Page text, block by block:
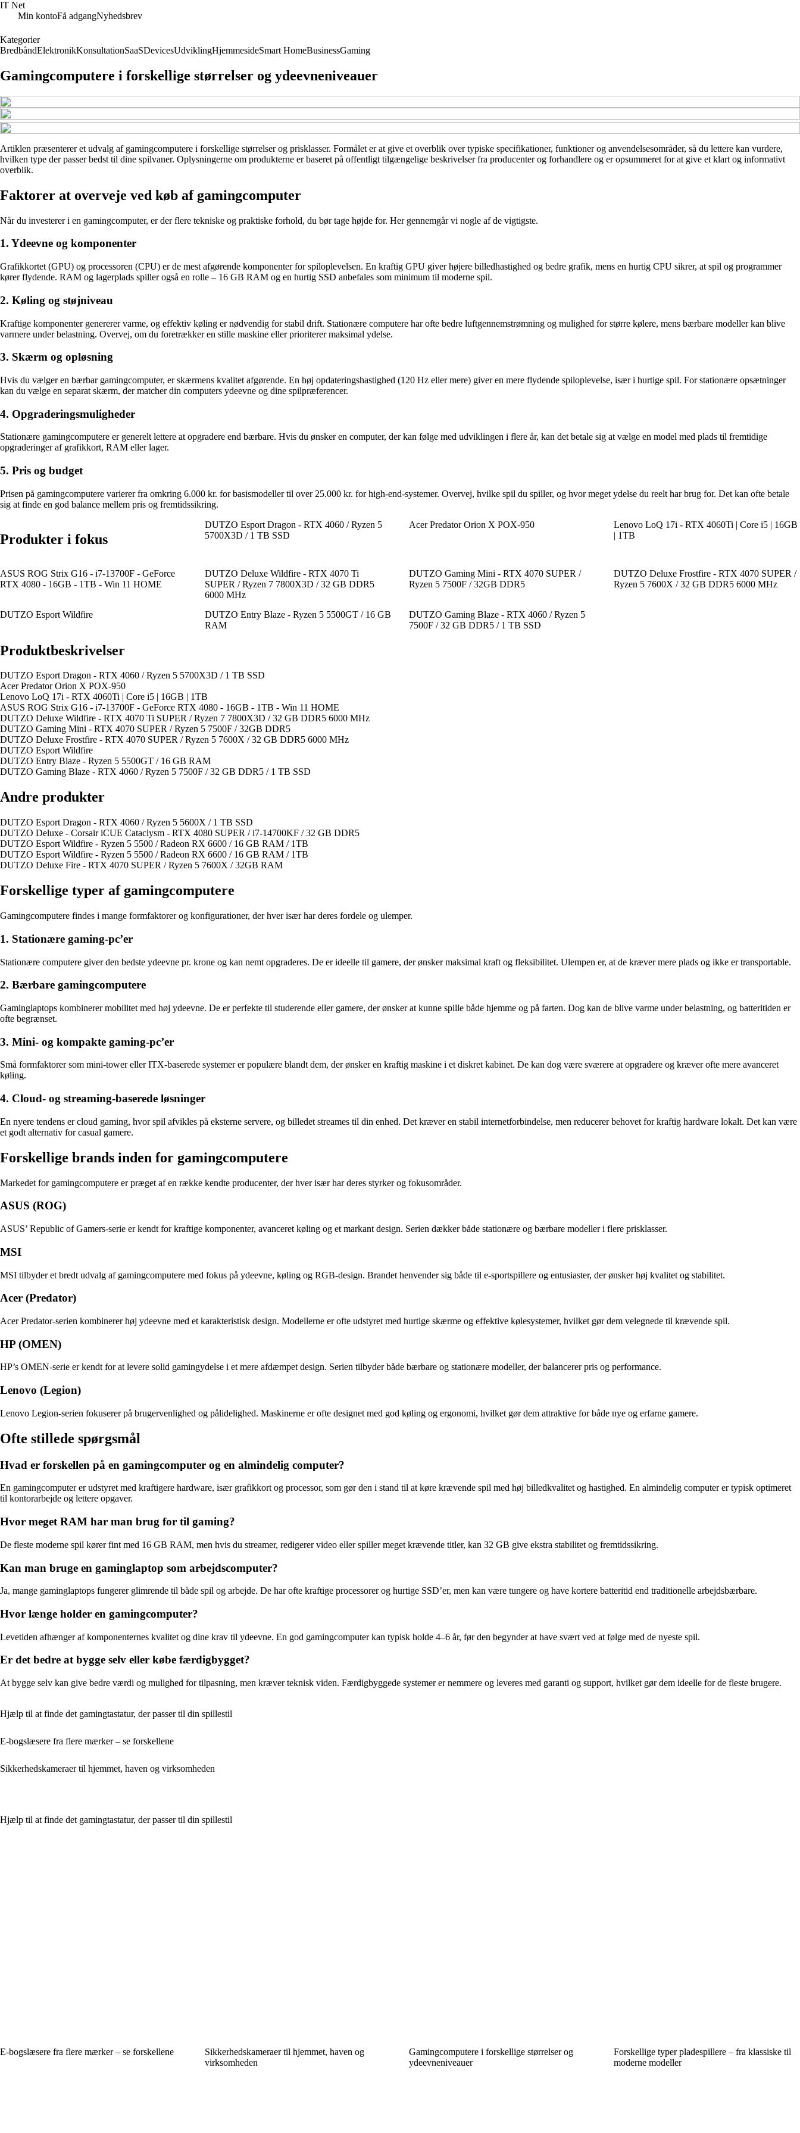
IT Net
Min kontoFå adgangNyhedsbrev
Kategorier
BredbåndElektronikKonsultationSaaSDevicesUdviklingHjemmesideSmart HomeBusinessGaming
Gamingcomputere i forskellige størrelser og ydeevneniveauer
Artiklen præsenterer et udvalg af gamingcomputere i forskellige størrelser og prisklasser. Formålet er at give et overblik over typiske specifikationer, funktioner og anvendelsesområder, så du lettere kan vurdere,
hvilken type der passer bedst til dine spilvaner. Oplysningerne om produkterne er baseret på offentligt tilgængelige beskrivelser fra producenter og forhandlere og er opsummeret for at give et klart og informativt
overblik.
Faktorer at overveje ved køb af gamingcomputer
Når du investerer i en gamingcomputer, er der flere tekniske og praktiske forhold, du bør tage højde for. Her gennemgår vi nogle af de vigtigste.
1. Ydeevne og komponenter
Grafikkortet (GPU) og processoren (CPU) er de mest afgørende komponenter for spiloplevelsen. En kraftig GPU giver højere billedhastighed og bedre grafik, mens en hurtig CPU sikrer, at spil og programmer
kører flydende. RAM og lagerplads spiller også en rolle – 16 GB RAM og en hurtig SSD anbefales som minimum til moderne spil.
2. Køling og støjniveau
Kraftige komponenter genererer varme, og effektiv køling er nødvendig for stabil drift. Stationære computere har ofte bedre luftgennemstrømning og mulighed for større kølere, mens bærbare modeller kan blive
varmere under belastning. Overvej, om du foretrækker en stille maskine eller prioriterer maksimal ydelse.
3. Skærm og opløsning
Hvis du vælger en bærbar gamingcomputer, er skærmens kvalitet afgørende. En høj opdateringshastighed (120 Hz eller mere) giver en mere flydende spiloplevelse, især i hurtige spil. For stationære opsætninger
kan du vælge en separat skærm, der matcher din computers ydeevne og dine spilpræferencer.
4. Opgraderingsmuligheder
Stationære gamingcomputere er generelt lettere at opgradere end bærbare. Hvis du ønsker en computer, der kan følge med udviklingen i flere år, kan det betale sig at vælge en model med plads til fremtidige
opgraderinger af grafikkort, RAM eller lager.
5. Pris og budget
Prisen på gamingcomputere varierer fra omkring 6.000 kr. for basismodeller til over 25.000 kr. for high-end-systemer. Overvej, hvilke spil du spiller, og hvor meget ydelse du reelt har brug for. Det kan ofte betale
sig at finde en god balance mellem pris og fremtidssikring.
Produkter i fokus
DUTZO Esport Dragon - RTX 4060 / Ryzen 5
5700X3D / 1 TB SSD
Acer Predator Orion X POX-950
Lenovo LoQ 17i - RTX 4060Ti | Core i5 | 16GB
| 1TB
ASUS ROG Strix G16 - i7-13700F - GeForce
RTX 4080 - 16GB - 1TB - Win 11 HOME
DUTZO Deluxe Wildfire - RTX 4070 Ti
SUPER / Ryzen 7 7800X3D / 32 GB DDR5
6000 MHz
DUTZO Gaming Mini - RTX 4070 SUPER /
Ryzen 5 7500F / 32GB DDR5
DUTZO Deluxe Frostfire - RTX 4070 SUPER /
Ryzen 5 7600X / 32 GB DDR5 6000 MHz
DUTZO Esport Wildfire
DUTZO Entry Blaze - Ryzen 5 5500GT / 16 GB
RAM
DUTZO Gaming Blaze - RTX 4060 / Ryzen 5
7500F / 32 GB DDR5 / 1 TB SSD
Produktbeskrivelser
DUTZO Esport Dragon - RTX 4060 / Ryzen 5 5700X3D / 1 TB SSD
Acer Predator Orion X POX-950
Lenovo LoQ 17i - RTX 4060Ti | Core i5 | 16GB | 1TB
ASUS ROG Strix G16 - i7-13700F - GeForce RTX 4080 - 16GB - 1TB - Win 11 HOME
DUTZO Deluxe Wildfire - RTX 4070 Ti SUPER / Ryzen 7 7800X3D / 32 GB DDR5 6000 MHz
DUTZO Gaming Mini - RTX 4070 SUPER / Ryzen 5 7500F / 32GB DDR5
DUTZO Deluxe Frostfire - RTX 4070 SUPER / Ryzen 5 7600X / 32 GB DDR5 6000 MHz
DUTZO Esport Wildfire
DUTZO Entry Blaze - Ryzen 5 5500GT / 16 GB RAM
DUTZO Gaming Blaze - RTX 4060 / Ryzen 5 7500F / 32 GB DDR5 / 1 TB SSD
Andre produkter
DUTZO Esport Dragon - RTX 4060 / Ryzen 5 5600X / 1 TB SSD
DUTZO Deluxe - Corsair iCUE Cataclysm - RTX 4080 SUPER / i7-14700KF / 32 GB DDR5
DUTZO Esport Wildfire - Ryzen 5 5500 / Radeon RX 6600 / 16 GB RAM / 1TB
DUTZO Esport Wildfire - Ryzen 5 5500 / Radeon RX 6600 / 16 GB RAM / 1TB
DUTZO Deluxe Fire - RTX 4070 SUPER / Ryzen 5 7600X / 32GB RAM
Forskellige typer af gamingcomputere
Gamingcomputere findes i mange formfaktorer og konfigurationer, der hver især har deres fordele og ulemper.
1. Stationære gaming-pc’er
Stationære computere giver den bedste ydeevne pr. krone og kan nemt opgraderes. De er ideelle til gamere, der ønsker maksimal kraft og fleksibilitet. Ulempen er, at de kræver mere plads og ikke er transportable.
2. Bærbare gamingcomputere
Gaminglaptops kombinerer mobilitet med høj ydeevne. De er perfekte til studerende eller gamere, der ønsker at kunne spille både hjemme og på farten. Dog kan de blive varme under belastning, og batteritiden er
ofte begrænset.
3. Mini- og kompakte gaming-pc’er
Små formfaktorer som mini-tower eller ITX-baserede systemer er populære blandt dem, der ønsker en kraftig maskine i et diskret kabinet. De kan dog være sværere at opgradere og kræver ofte mere avanceret
køling.
4. Cloud- og streaming-baserede løsninger
En nyere tendens er cloud gaming, hvor spil afvikles på eksterne servere, og billedet streames til din enhed. Det kræver en stabil internetforbindelse, men reducerer behovet for kraftig hardware lokalt. Det kan være
et godt alternativ for casual gamere.
Forskellige brands inden for gamingcomputere
Markedet for gamingcomputere er præget af en række kendte producenter, der hver især har deres styrker og fokusområder.
ASUS (ROG)
ASUS’ Republic of Gamers-serie er kendt for kraftige komponenter, avanceret køling og et markant design. Serien dækker både stationære og bærbare modeller i flere prisklasser.
MSI
MSI tilbyder et bredt udvalg af gamingcomputere med fokus på ydeevne, køling og RGB-design. Brandet henvender sig både til e-sportspillere og entusiaster, der ønsker høj kvalitet og stabilitet.
Acer (Predator)
Acer Predator-serien kombinerer høj ydeevne med et karakteristisk design. Modellerne er ofte udstyret med hurtige skærme og effektive kølesystemer, hvilket gør dem velegnede til krævende spil.
HP (OMEN)
HP’s OMEN-serie er kendt for at levere solid gamingydelse i et mere afdæmpet design. Serien tilbyder både bærbare og stationære modeller, der balancerer pris og performance.
Lenovo (Legion)
Lenovo Legion-serien fokuserer på brugervenlighed og pålidelighed. Maskinerne er ofte designet med god køling og ergonomi, hvilket gør dem attraktive for både nye og erfarne gamere.
Ofte stillede spørgsmål
Hvad er forskellen på en gamingcomputer og en almindelig computer?
En gamingcomputer er udstyret med kraftigere hardware, især grafikkort og processor, som gør den i stand til at køre krævende spil med høj billedkvalitet og hastighed. En almindelig computer er typisk optimeret
til kontorarbejde og lettere opgaver.
Hvor meget RAM har man brug for til gaming?
De fleste moderne spil kører fint med 16 GB RAM, men hvis du streamer, redigerer video eller spiller meget krævende titler, kan 32 GB give ekstra stabilitet og fremtidssikring.
Kan man bruge en gaminglaptop som arbejdscomputer?
Ja, mange gaminglaptops fungerer glimrende til både spil og arbejde. De har ofte kraftige processorer og hurtige SSD’er, men kan være tungere og have kortere batteritid end traditionelle arbejdsbærbare.
Hvor længe holder en gamingcomputer?
Levetiden afhænger af komponenternes kvalitet og dine krav til ydeevne. En god gamingcomputer kan typisk holde 4–6 år, før den begynder at have svært ved at følge med de nyeste spil.
Er det bedre at bygge selv eller købe færdigbygget?
At bygge selv kan give bedre værdi og mulighed for tilpasning, men kræver teknisk viden. Færdigbyggede systemer er nemmere og leveres med garanti og support, hvilket gør dem ideelle for de fleste brugere.
Hjælp til at finde det gamingtastatur, der passer til din spillestil
E-bogslæsere fra flere mærker – se forskellene
Sikkerhedskameraer til hjemmet, haven og virksomheden
Hjælp til at finde det gamingtastatur, der passer til din spillestil
E-bogslæsere fra flere mærker – se forskellene
Sikkerhedskameraer til hjemmet, haven og
virksomheden
Gamingcomputere i forskellige størrelser og
ydeevneniveauer
Forskellige typer pladespillere – fra klassiske til
moderne modeller